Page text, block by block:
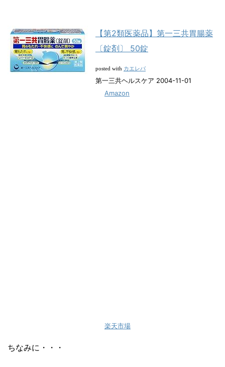
【第2類医薬品】第一三共胃腸薬
〔錠剤〕 50錠
posted with カエレバ
第一三共ヘルスケア 2004-11-01
Amazon
楽天市場
ちなみに・・・